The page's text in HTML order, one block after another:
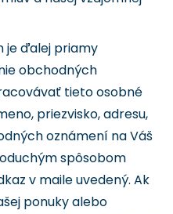
je ďalej priamy
obchodných
tieto osobné
priezvisko, adresu,
oznámení na Váš
spôsobom
v maile uvedený. Ak
ponuky alebo